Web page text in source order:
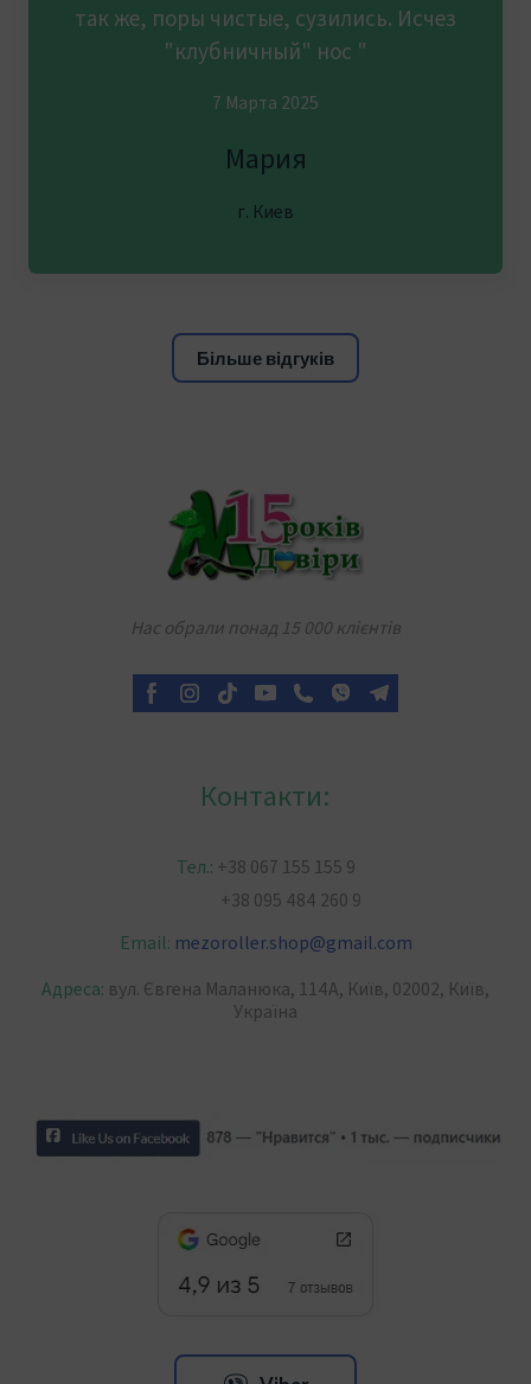
так же, поры чистые, сузились. Исчез
"клубничный" нос "
7 Марта 2025
Мария
г. Киев
Більше відгуків
Нас обрали понад 15 000 клієнтів
Контакти:
Тел.: +38 067 155 155 9
+38 095 484 260 9
Email: mezoroller.shop@gmail.com
Адреса: вул. Євгена Маланюка, 114А, Київ, 02002, Київ,
Україна